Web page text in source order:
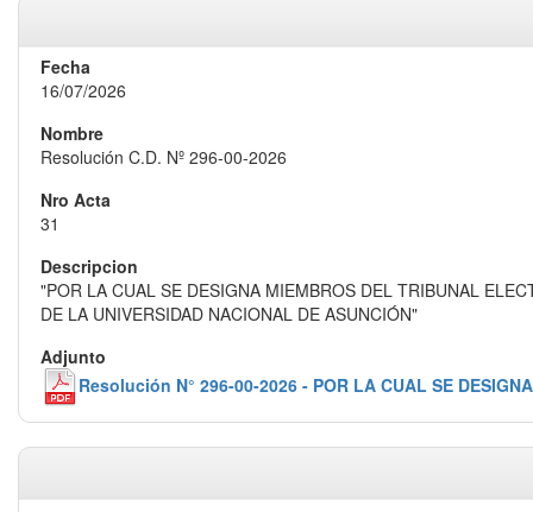
16/07/2026
Resolución C.D. Nº 296-00-2026
31
"POR LA CUAL SE DESIGNA MIEMBROS DEL TRIBUNAL
DE LA UNIVERSIDAD NACIONAL DE ASUNCIÓN"
Resolución N° 296-00-2026 - POR LA CUAL SE